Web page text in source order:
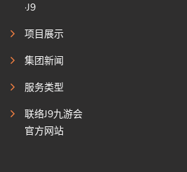
·J9
项目展示
集团新闻
服务类型
联络J9九游会
官方网站